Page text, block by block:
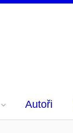
Autoři